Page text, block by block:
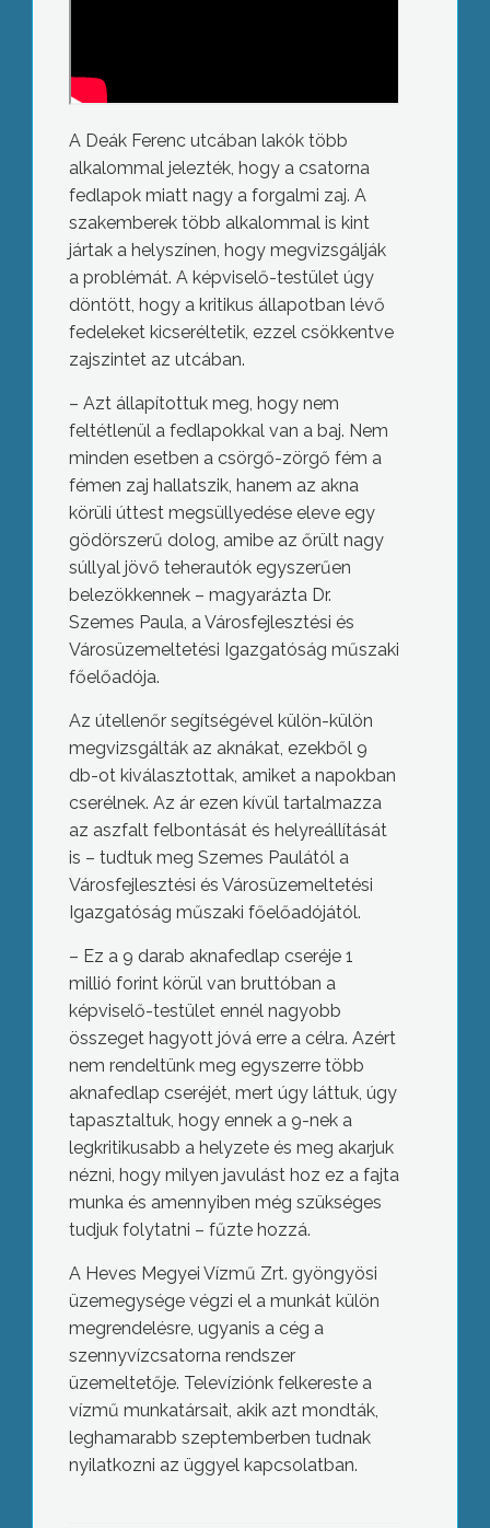
A Deák Ferenc utcában lakók több
alkalommal jelezték, hogy a csatorna
fedlapok miatt nagy a forgalmi zaj. A
szakemberek több alkalommal is kint
jártak a helyszínen, hogy megvizsgálják
a problémát. A képviselő-testület úgy
döntött, hogy a kritikus állapotban lévő
fedeleket kicseréltetik, ezzel csökkentve
zajszintet az utcában.
– Azt állapítottuk meg, hogy nem
feltétlenül a fedlapokkal van a baj. Nem
minden esetben a csörgő-zörgő fém a
fémen zaj hallatszik, hanem az akna
körüli úttest megsüllyedése eleve egy
gödörszerű dolog, amibe az őrült nagy
súllyal jövő teherautók egyszerűen
belezökkennek – magyarázta Dr.
Szemes Paula, a Városfejlesztési és
Városüzemeltetési Igazgatóság műszaki
főelőadója.
Az útellenőr segítségével külön-külön
megvizsgálták az aknákat, ezekből 9
db-ot kiválasztottak, amiket a napokban
cserélnek. Az ár ezen kívül tartalmazza
az aszfalt felbontását és helyreállítását
is – tudtuk meg Szemes Paulától a
Városfejlesztési és Városüzemeltetési
Igazgatóság műszaki főelőadójától.
– Ez a 9 darab aknafedlap cseréje 1
millió forint körül van bruttóban a
képviselő-testület ennél nagyobb
összeget hagyott jóvá erre a célra. Azért
nem rendeltünk meg egyszerre több
aknafedlap cseréjét, mert úgy láttuk, úgy
tapasztaltuk, hogy ennek a 9-nek a
legkritikusabb a helyzete és meg akarjuk
nézni, hogy milyen javulást hoz ez a fajta
munka és amennyiben még szükséges
tudjuk folytatni – fűzte hozzá.
A Heves Megyei Vízmű Zrt. gyöngyösi
üzemegysége végzi el a munkát külön
megrendelésre, ugyanis a cég a
szennyvízcsatorna rendszer
üzemeltetője. Televíziónk felkereste a
vízmű munkatársait, akik azt mondták,
leghamarabb szeptemberben tudnak
nyilatkozni az üggyel kapcsolatban.
Vita a GYAK-ról